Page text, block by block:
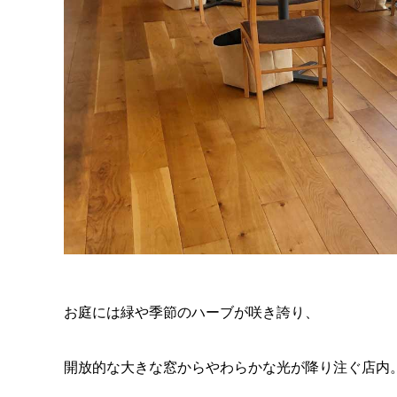
お庭には緑や季節のハーブが咲き誇り、
開放的な大きな窓からやわらかな光が降り注ぐ店内